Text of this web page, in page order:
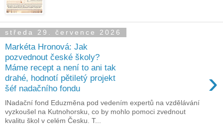
středa 29. července 2026
Markéta Hronová: Jak
pozvednout české školy?
Máme recept a není to ani tak
drahé, hodnotí pětiletý projekt
šéf nadačního fondu
›
lNadační fond Eduzměna pod vedením expertů na vzdělávání
vyzkoušel na Kutnohorsku, co by mohlo pomoci zvednout
kvalitu škol v celém Česku. T...